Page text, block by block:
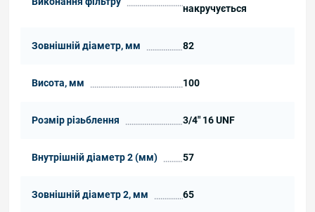
накручується
Зовнішній діаметр, мм 82
Висота, мм 100
Розмір різьблення 3/4" 16 UNF
Внутрішній діаметр 2 (мм) 57
Зовнішній діаметр 2, мм 65